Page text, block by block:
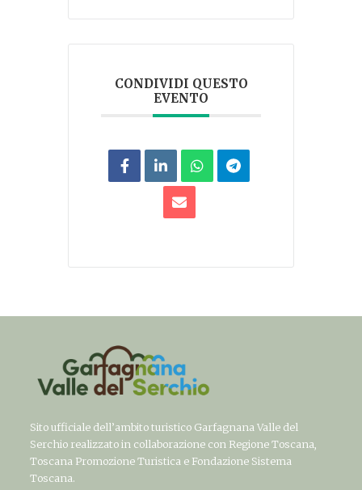
CONDIVIDI QUESTO
EVENTO
Sito ufficiale dell’ambito turistico Garfagnana Valle del
Serchio realizzato in collaborazione con Regione Toscana,
Toscana Promozione Turistica e Fondazione Sistema
Toscana.